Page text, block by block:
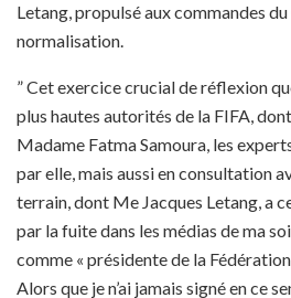
Letang, propulsé aux commandes
normalisation.
” Cet exercice crucial de réflexion
plus hautes autorités de la FIFA,
Madame Fatma Samoura, les
par elle, mais aussi en consultation
terrain, dont Me Jacques Letang, a
par la fuite dans les médias de ma
comme « présidente de la
Alors que je n’ai jamais signé en ce